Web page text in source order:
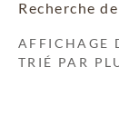
Recherche de
AFFICHAGE
TRIÉ PAR